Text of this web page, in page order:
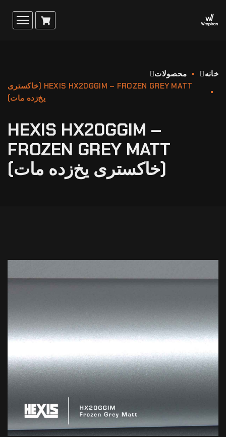
خانه
محصولات
HEXIS HX20GGIM – FROZEN GREY MATT (خاکستری
یخ‌زده مات)
HEXIS HX20GGIM –
FROZEN GREY MATT
(خاکستری یخ‌زده مات)